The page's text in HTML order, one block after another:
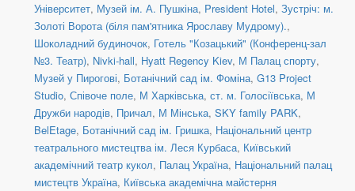
Університет, Музей ім. А. Пушкіна, President Hotel, Зустріч: м.
Золоті Ворота (біля пам'ятника Ярославу Мудрому).,
Шоколадний будиночок, Готель "Козацький" (Конференц-зал
№3. Театр), Nivki-hall, Hyatt Regency Kiev, М Палац спорту,
Музей у Пирогові, Ботанічний сад ім. Фоміна, G13 Project
Studio, Співоче поле, М Харківська, ст. м. Голосіївська, М
Дружби народів, Причал, М Мінська, SKY family PARK,
BelEtage, Ботанічний сад ім. Гришка, Національний центр
театрального мистецтва ім. Леся Курбаса, Київський
академічний театр кукол, Палац Україна, Національний палац
мистецтв Україна, Київська академічна майстерня